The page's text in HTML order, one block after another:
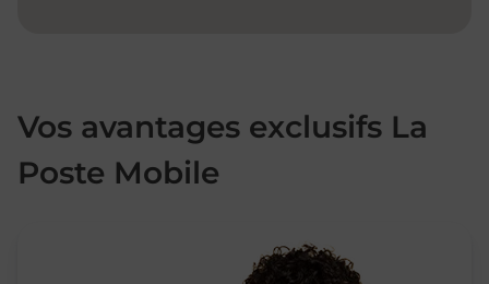
Vos avantages exclusifs La
Poste Mobile